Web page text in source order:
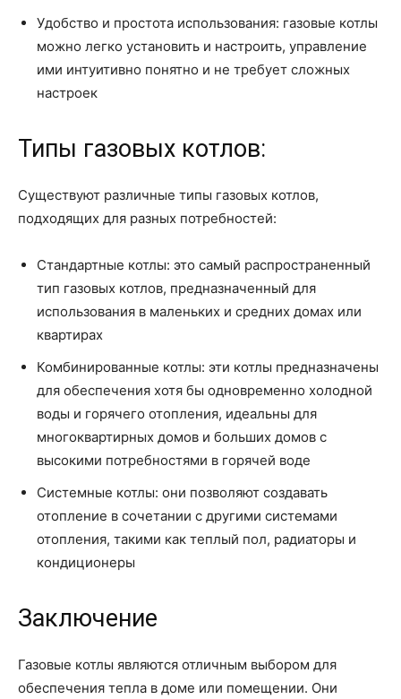
Удобство и простота использования: газовые котлы
можно легко установить и настроить, управление
ими интуитивно понятно и не требует сложных
настроек
Типы газовых котлов:
Существуют различные типы газовых котлов,
подходящих для разных потребностей:
Стандартные котлы: это самый распространенный
тип газовых котлов, предназначенный для
использования в маленьких и средних домах или
квартирах
Комбинированные котлы: эти котлы предназначены
для обеспечения хотя бы одновременно холодной
воды и горячего отопления, идеальны для
многоквартирных домов и больших домов с
высокими потребностями в горячей воде
Системные котлы: они позволяют создавать
отопление в сочетании с другими системами
отопления, такими как теплый пол, радиаторы и
кондиционеры
Заключение
Газовые котлы являются отличным выбором для
обеспечения тепла в доме или помещении. Они